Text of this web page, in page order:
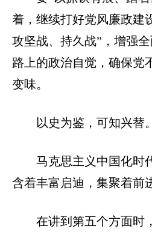
着，继续打好党风廉政建
攻坚战、持久战”，增强
路上的政治自觉，确保党
变味。
以史为鉴，可知兴替。
马克思主义中国化时
含着丰富启迪，集聚着前
在讲到第五个方面时